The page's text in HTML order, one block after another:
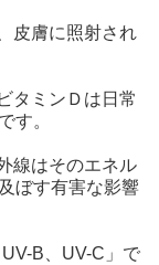
皮膚に照射され
タミンＤは日常
す。
線はそのエネル
ぼす有害な影響
B、UV-C」で